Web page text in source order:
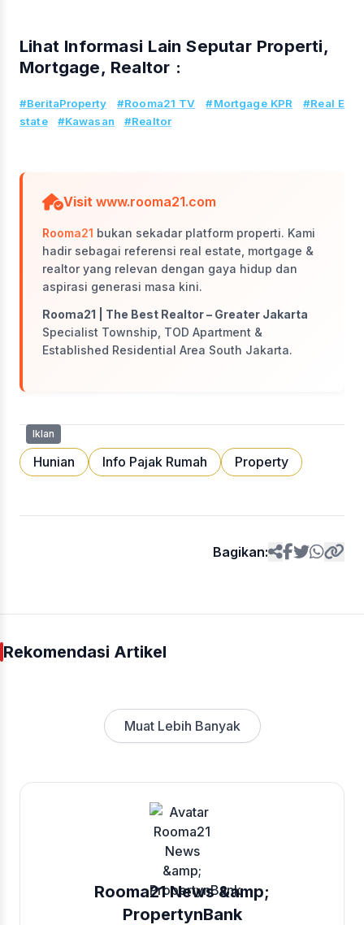
Lihat Informasi Lain Seputar Properti,
Mortgage, Realtor :
#BeritaProperty #Rooma21 TV #Mortgage KPR
#Real E
state
#Kawasan #Realtor
Visit www.rooma21.com
Rooma21 bukan sekadar platform properti. Kami
hadir sebagai referensi real estate, mortgage &
realtor yang relevan dengan gaya hidup dan
aspirasi generasi masa kini.
Rooma21 | The Best Realtor – Greater Jakarta
Specialist Township, TOD Apartment &
Established Residential Area South Jakarta.
Iklan
Hunian Info Pajak Rumah Property
Bagikan:
Rekomendasi Artikel
Muat Lebih Banyak
Rooma21 News &amp;
PropertynBank